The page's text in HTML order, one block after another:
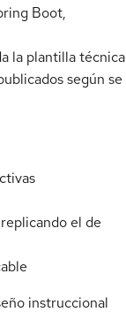
Boot,
la plantilla técnica
según se
el de
instruccional